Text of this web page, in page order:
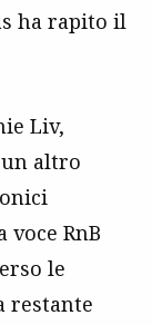
ha rapito il
Liv,
altro
RnB
le
restante